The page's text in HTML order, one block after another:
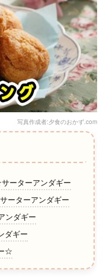
写真作成者:夕食のおかず.com
ーターアンダギー
ーターアンダギー
ンダギー
ダギー
☆